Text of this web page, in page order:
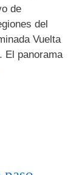
de
del
Vuelta
El panorama